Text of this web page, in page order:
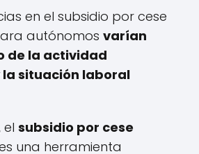
en el subsidio por cese
autónomos varían
de la actividad
situación laboral
el subsidio por cese
una herramienta